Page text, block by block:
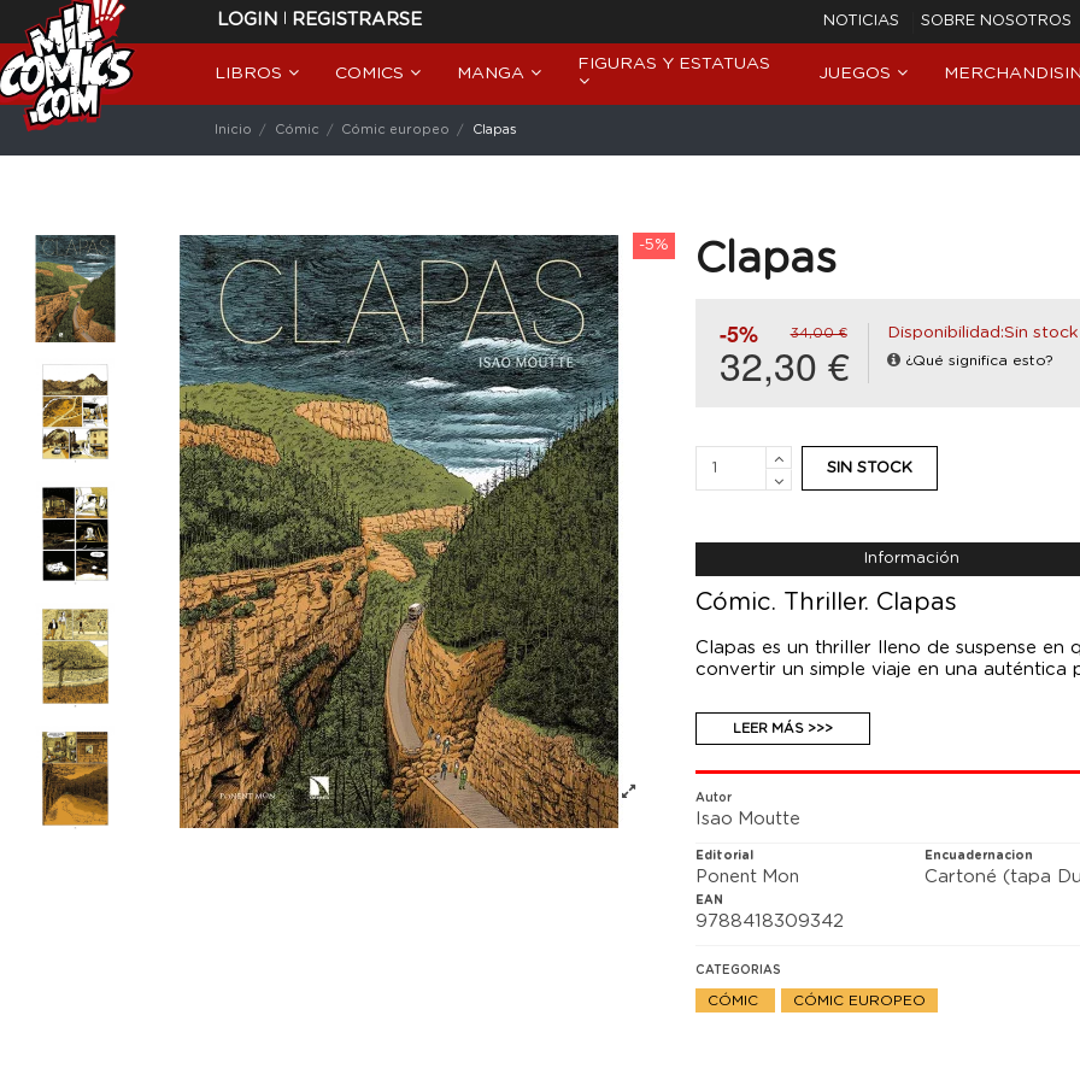
LOGIN | REGISTRARSE NOTICIAS SOBRE NOSOTROS
LIBROS COMICS MANGA
FIGURAS Y ESTATUAS
JUEGOS
Inicio Cómic Cómic europeo Clapas
-5% Clapas
-5% 34,00 €
32,30 €
Disponibilidad:Sin stock
¿Qué significa esto?
SIN STOCK
Información
Cómic. Thriller. Clapas
Clapas es un thriller lleno de suspense en
convertir un simple viaje en una auténtica
Un joven visita en la campiña de Drôme a
pocos kilómetros de su destino, su coche
carretera de montaña, pronto se
los pasajeros de un autobús. Todos optan
cruce, son ayudados por dos hombres
LEER MÁS >>>
Autor
Isao Moutte
Editorial
Ponent Mon
Encuadernacion
Cartoné (tapa
EAN
9788418309342
CATEGORIAS
CÓMIC CÓMIC EUROPEO